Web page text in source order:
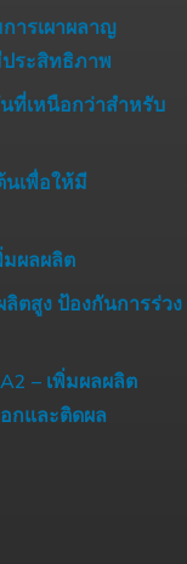
ารเผาผลาญ
ระสิทธิภาพ
ที่เหนือกว่าสำหรับ
เพื่อให้มี
ผลผลิต
ตสูง ป้องกันการร่วง
– เพิ่มผลผลิต
กและติดผล